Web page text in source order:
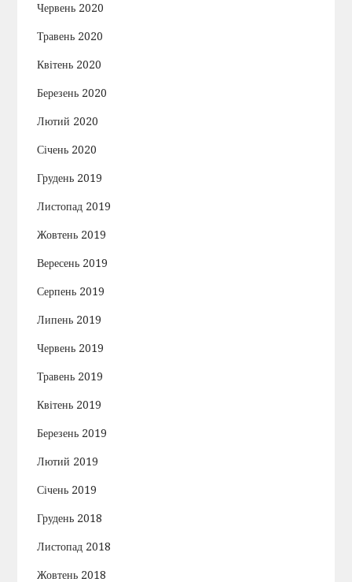
Червень 2020
Травень 2020
Квітень 2020
Березень 2020
Лютий 2020
Січень 2020
Грудень 2019
Листопад 2019
Жовтень 2019
Вересень 2019
Серпень 2019
Липень 2019
Червень 2019
Травень 2019
Квітень 2019
Березень 2019
Лютий 2019
Січень 2019
Грудень 2018
Листопад 2018
Жовтень 2018